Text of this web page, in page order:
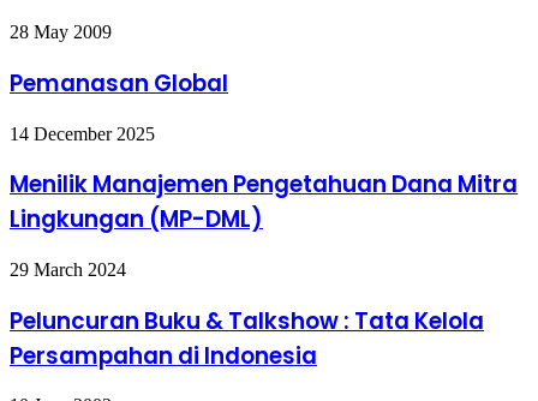
Lingkungan
(DML)
Pemanasan
28 May 2009
Pemanasan Global
Menilik
Pengetahuan
Dana
Mitra
(MP-
14 December 2025
Menilik Manajemen Pengetahuan Dana Mitra
Lingkungan (MP-DML)
Peluncuran
&
Talkshow
29 March 2024
Peluncuran Buku & Talkshow : Tata Kelola
Persampahan di Indonesia